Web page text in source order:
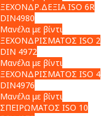
ΞΕΧΟΝΔΡ.ΔΕΞΙΑ ISO 6R
DIN4980
Μανέλα με βίντι
ΞΕΧΟΝΔΡΙΣΜΑΤΟΣ ISO 2
DIN 4972
Μανέλα με βίντι
ΞΕΧΟΝΔΡΙΣΜΑΤΟΣ ISO 4
DIN4976
Μανέλα με βίντι
ΣΠΕΙΡΩΜΑΤΟΣ ISO 10